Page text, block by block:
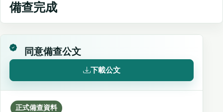
備查完成
同意備查公文
下載公文
正式備查資料